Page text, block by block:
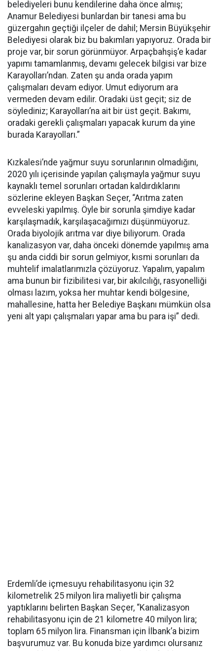
belediyeleri bunu kendilerine daha önce almış;
Anamur Belediyesi bunlardan bir tanesi ama bu
güzergahın geçtiği ilçeler de dahil; Mersin Büyükşehir
Belediyesi olarak biz bu bakımları yapıyoruz. Orada bir
proje var, bir sorun görünmüyor. Arpaçbahşiş’e kadar
yapımı tamamlanmış, devamı gelecek bilgisi var bize
Karayolları’ndan. Zaten şu anda orada yapım
çalışmaları devam ediyor. Umut ediyorum ara
vermeden devam edilir. Oradaki üst geçit; siz de
söylediniz; Karayolları’na ait bir üst geçit. Bakımı,
oradaki gerekli çalışmaları yapacak kurum da yine
burada Karayolları.”
Kızkalesi’nde yağmur suyu sorunlarının olmadığını,
2020 yılı içerisinde yapılan çalışmayla yağmur suyu
kaynaklı temel sorunları ortadan kaldırdıklarını
sözlerine ekleyen Başkan Seçer, “Arıtma zaten
evveleski yapılmış. Öyle bir sorunla şimdiye kadar
karşılaşmadık, karşılaşacağımızı düşünmüyoruz.
Orada biyolojik arıtma var diye biliyorum. Orada
kanalizasyon var, daha önceki dönemde yapılmış ama
şu anda ciddi bir sorun gelmiyor, kısmi sorunları da
muhtelif imalatlarımızla çözüyoruz. Yapalım, yapalım
ama bunun bir fizibilitesi var, bir akılcılığı, rasyonelliği
olması lazım, yoksa her muhtar kendi bölgesine,
mahallesine, hatta her Belediye Başkanı mümkün olsa
yeni alt yapı çalışmaları yapar ama bu para işi” dedi.
Erdemli’de içmesuyu rehabilitasyonu için 32
kilometrelik 25 milyon lira maliyetli bir çalışma
yaptıklarını belirten Başkan Seçer, “Kanalizasyon
rehabilitasyonu için de 21 kilometre 40 milyon lira;
toplam 65 milyon lira. Finansman için İlbank’a bizim
başvurumuz var. Bu konuda bize yardımcı olursanız